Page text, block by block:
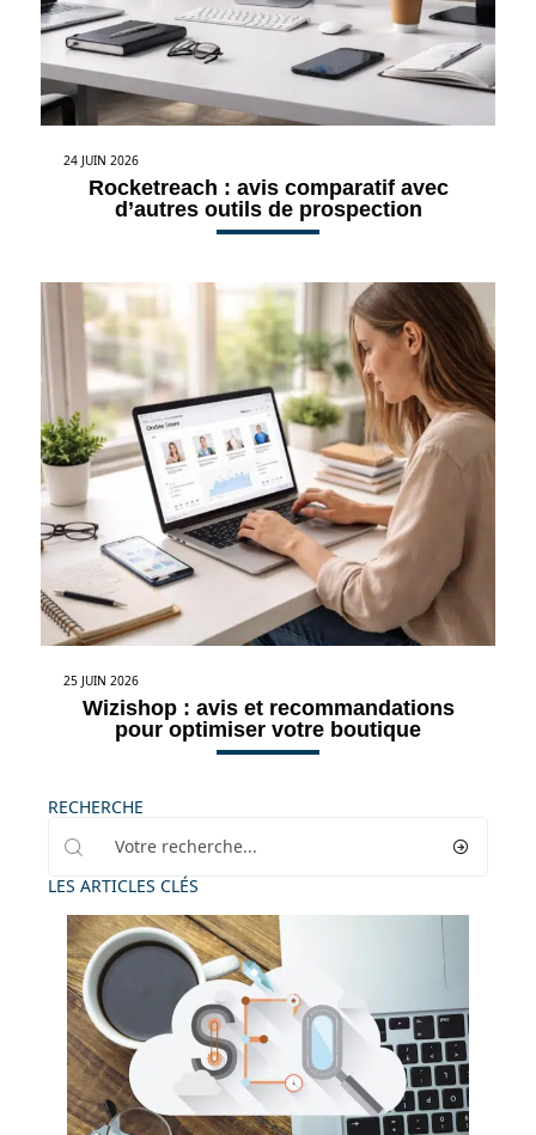
24 JUIN 2026
Rocketreach : avis comparatif avec
d’autres outils de prospection
25 JUIN 2026
Wizishop : avis et recommandations
pour optimiser votre boutique
RECHERCHE
LES ARTICLES CLÉS